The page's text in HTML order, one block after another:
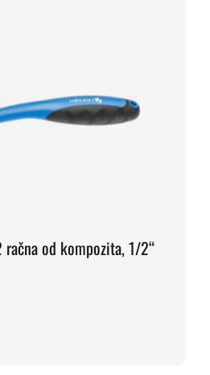
račna od kompozita, 1/2“